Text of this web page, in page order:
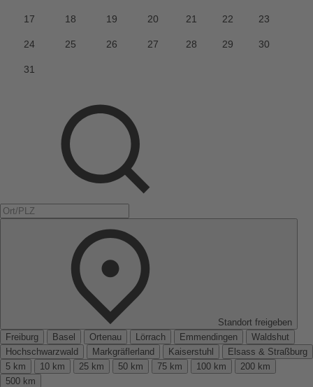
Standort freigeben
Freiburg
Basel Ortenau Lörrach Emmendingen
Waldshut
Hochschwarzwald
Markgräflerland Kaiserstuhl
Elsass & Straßburg
5 km
10 km 25 km 50 km 75 km 100 km
200 km
500 km